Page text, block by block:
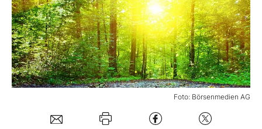
Mein B:O
Mein Konto
Foto: Börsenmedien AG